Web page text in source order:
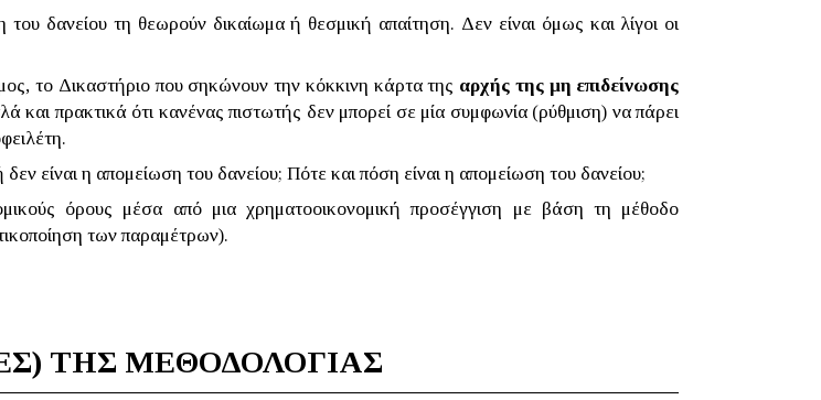
δανείου τη θεωρούν δικαίωμα ή θεσμική απαίτηση. Δεν είναι όμως και λίγοι οι
το Δικαστήριο που σηκώνουν την κόκκινη κάρτα της αρχής της μη επιδείνωσης
πρακτικά ότι κανένας πιστωτής δεν μπορεί σε μία συμφωνία (ρύθμιση) να πάρει
είναι η απομείωση του δανείου; Πότε και πόση είναι η απομείωση του δανείου;
όρους μέσα από μια χρηματοοικονομική προσέγγιση με βάση τη μέθοδο
των παραμέτρων).
ΤΗΣ ΜΕΘΟΔΟΛΟΓΙΑΣ